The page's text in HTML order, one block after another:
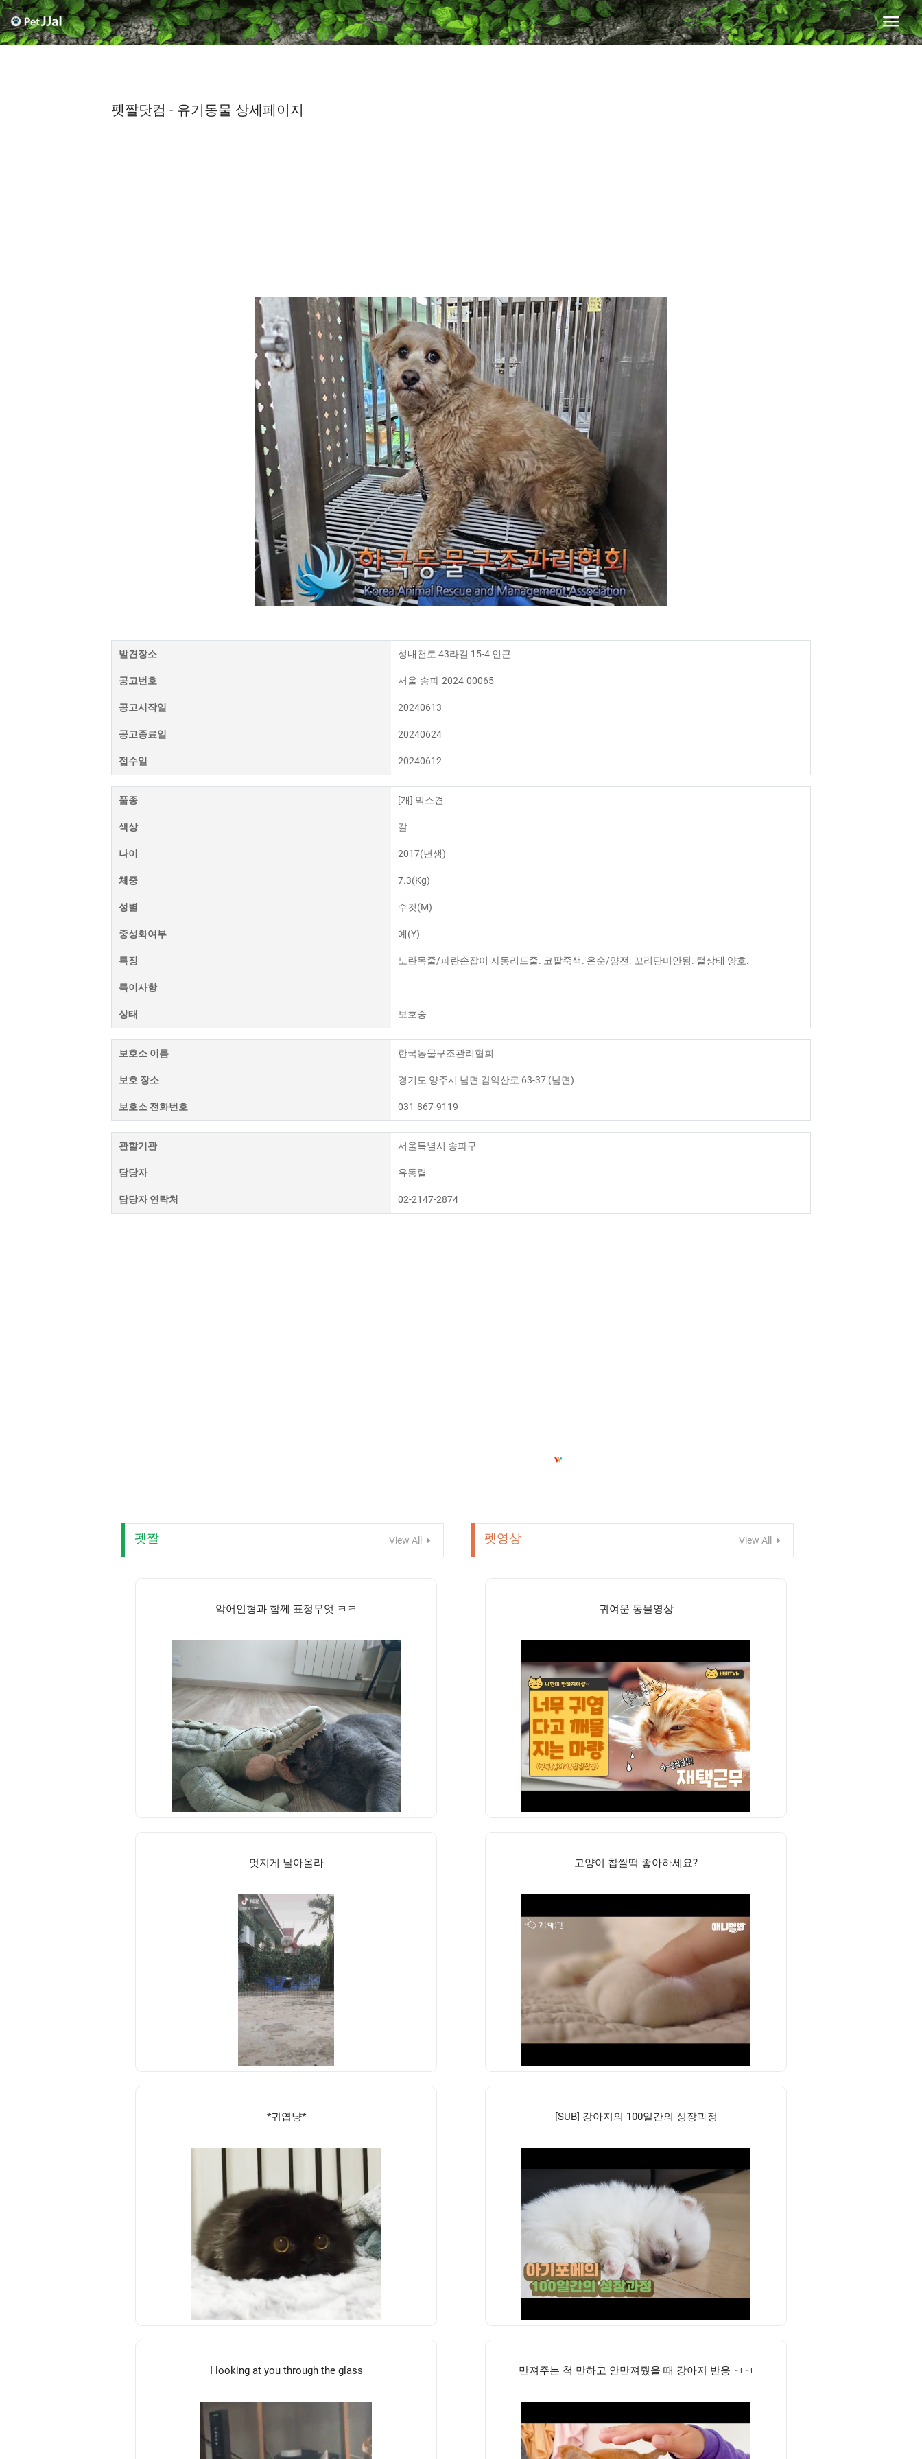
펫짤닷컴 - 유기동물 상세페이지
발견장소 성내천로 43라길 15-4 인근
공고번호 서울-송파-2024-00065
공고시작일 20240613
공고종료일 20240624
접수일 20240612
품종 [개] 믹스견
색상 갈
나이 2017(년생)
체중 7.3(Kg)
성별 수컷(M)
중성화여부 예(Y)
특징 노란목줄/파란손잡이 자동리드줄. 코팥죽색. 온순/얌전. 꼬리단미안됨. 털상태 양호.
특이사항
상태 보호중
보호소 이름 한국동물구조관리협회
보호 장소 경기도 양주시 남면 감악산로 63-37 (남면)
보호소 전화번호 031-867-9119
관할기관 서울특별시 송파구
담당자 유동렬
담당자 연락처 02-2147-2874
펫짤 View All
악어인형과 함께 표정무엇 ㅋㅋ
멋지게 날아올라
*귀엽냥*
I looking at you through the glass
펫영상 View All
귀여운 동물영상
고양이 찹쌀떡 좋아하세요?
[SUB] 강아지의 100일간의 성장과정
만져주는 척 만하고 안만져줬을 때 강아지 반응 ㅋㅋ